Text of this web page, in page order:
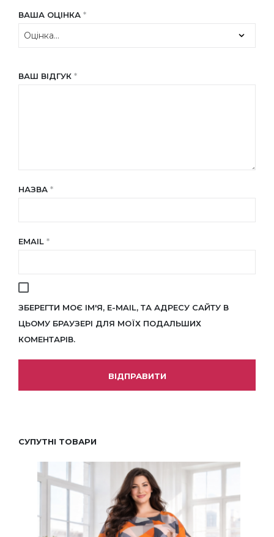
ВАША ОЦІНКА *
ВАШ ВІДГУК *
НАЗВА *
EMAIL *
ЗБЕРЕГТИ МОЄ ІМ'Я, E-MAIL, ТА АДРЕСУ САЙТУ В
ЦЬОМУ БРАУЗЕРІ ДЛЯ МОЇХ ПОДАЛЬШИХ
КОМЕНТАРІВ.
СУПУТНІ ТОВАРИ